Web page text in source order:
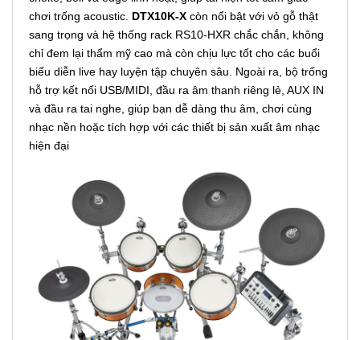
chơi trống acoustic. DTX10K-X còn nổi bật với vỏ gỗ thật
sang trọng và hệ thống rack RS10-HXR chắc chắn, không
chỉ đem lại thẩm mỹ cao mà còn chịu lực tốt cho các buổi
biểu diễn live hay luyện tập chuyên sâu. Ngoài ra, bộ trống
hỗ trợ kết nối USB/MIDI, đầu ra âm thanh riêng lẻ, AUX IN
và đầu ra tai nghe, giúp bạn dễ dàng thu âm, chơi cùng
nhạc nền hoặc tích hợp với các thiết bị sản xuất âm nhạc
hiện đại